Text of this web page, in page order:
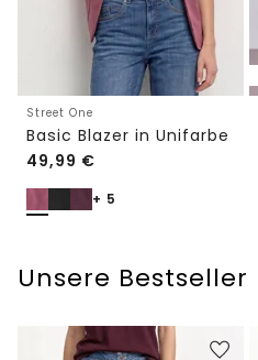
Street One
Basic Blazer in Unifarbe
49,99 €
+ 5
Unsere Bestseller